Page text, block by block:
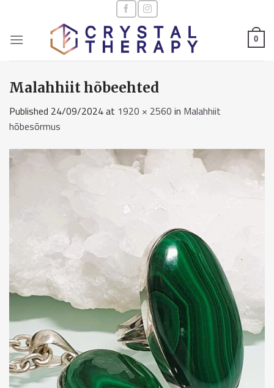
content
0
Malahhiit hõbeehted
Published 24/09/2024at 1920 × 2560 in Malahhiit
hõbesõrmus